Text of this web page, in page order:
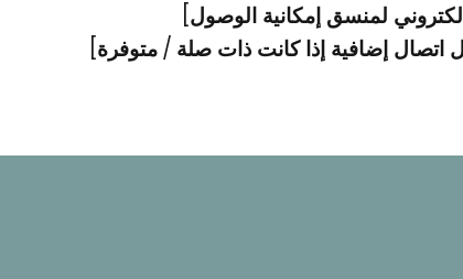
لمنسق إمكانية الوصول]
اتصال إضافية إذا كانت ذات صلة / متوفرة]